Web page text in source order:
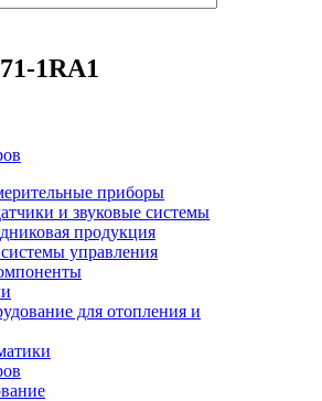
1RA1
приборы
и звуковые системы
продукция
управления
для отопления и